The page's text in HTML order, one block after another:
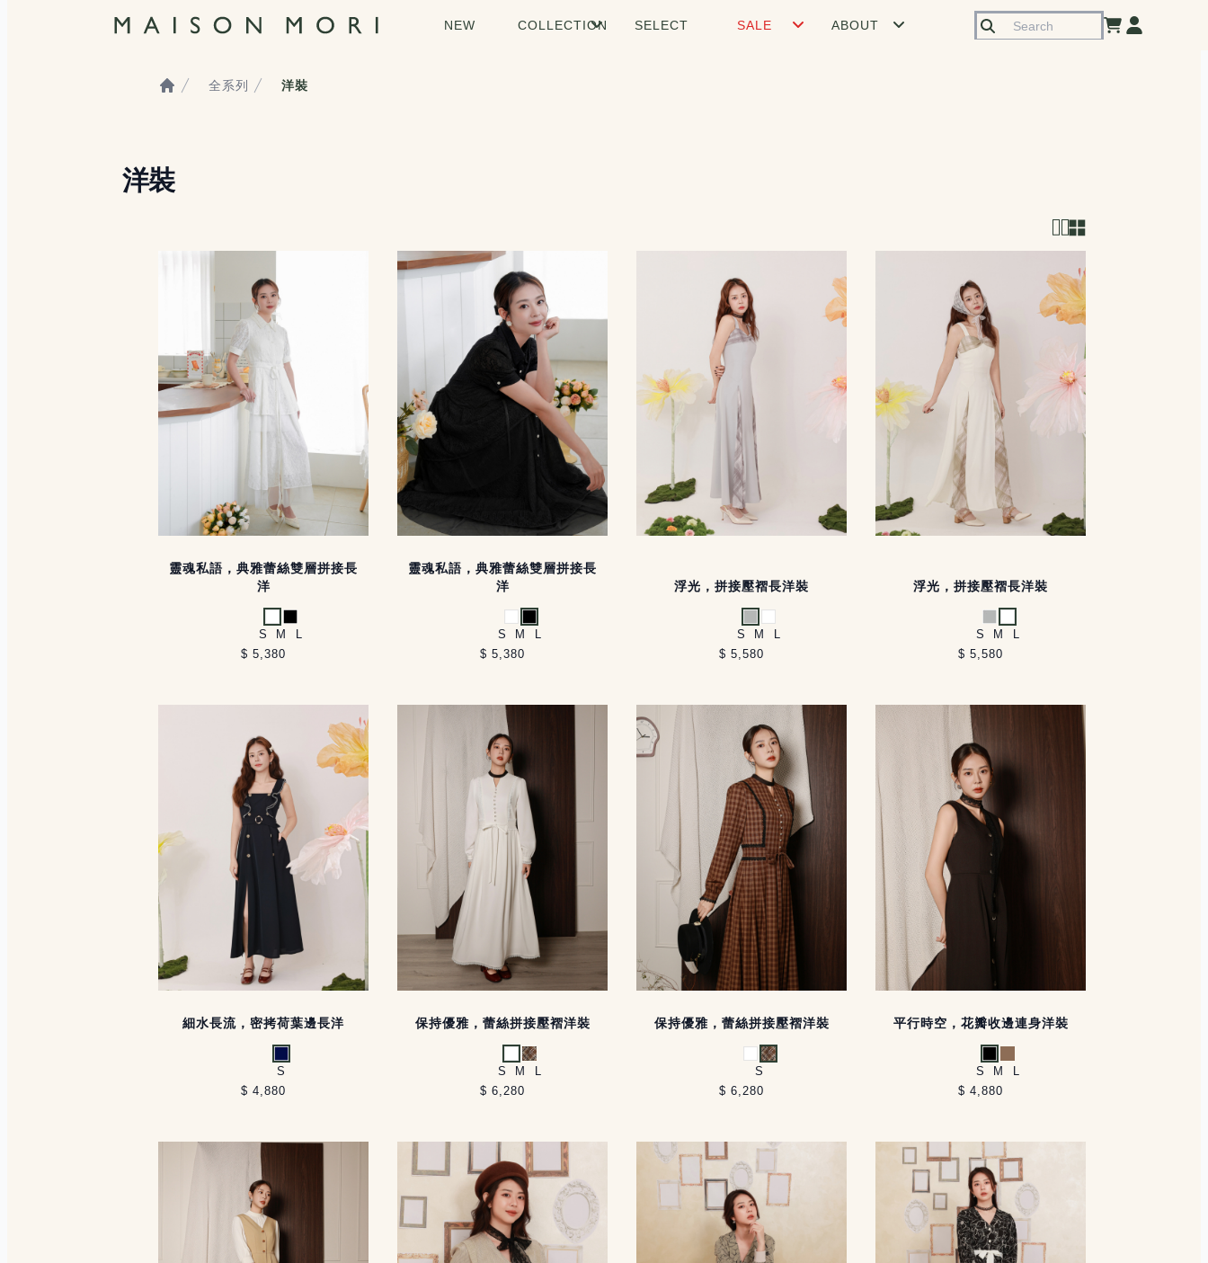
NEW COLLECTION SELECT SALE ABOUT
Home
全系列 洋裝
洋裝
靈魂私語，典雅蕾絲雙層拼接長
洋
白 黑
S M
L
$ 5,380
靈魂私語，典雅蕾絲雙層拼接長
洋
白 黑
S M
L
$ 5,380
浮光，拼接壓褶長洋裝
淺灰
白
S M
L
$ 5,580
浮光，拼接壓褶長洋裝
淺灰
白
S M
L
$ 5,580
細水長流，密拷荷葉邊長洋
深藍
S
$ 4,880
保持優雅，蕾絲拼接壓褶洋裝
白 咖格
S M
$ 6,280
保持優雅，蕾絲拼接壓褶洋裝
白 咖格
S
$ 6,280
平行時空，花瓣收邊連身洋裝
黑 卡其
S M
$ 4,880